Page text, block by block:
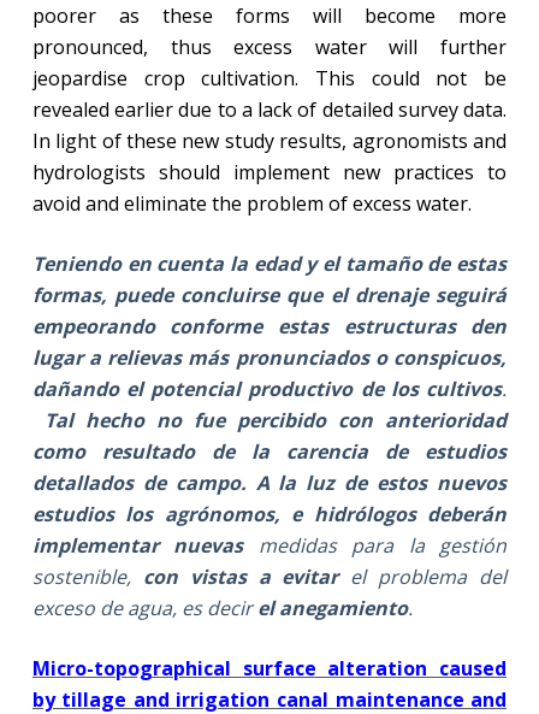
poorer as these forms will become more
pronounced, thus excess water will further
jeopardise crop cultivation. This could not be
revealed earlier due to a lack of detailed survey data.
In light of these new study results, agronomists and
hydrologists should implement new practices to
avoid and eliminate the problem of excess water.
Teniendo en cuenta la edad y el tamaño de estas
formas, puede concluirse que el drenaje seguirá
empeorando conforme estas estructuras den
lugar a relievas más pronunciados o conspicuos,
dañando el potencial productivo de los cultivos.
Tal hecho no fue percibido con anterioridad
como resultado de la carencia de estudios
detallados de campo. A la luz deestos nuevos
estudios los agrónomos, e hidrólogos deberán
implementar nuevasmedidas para la gestión
sostenible, con vistas a evitarel problema del
exceso de agua, es decirel anegamiento.
Micro-topographical surface alteration caused
by tillage and irrigation canal maintenance and